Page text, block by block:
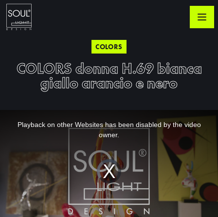
COLORS
COLORS donna H.69 bianca
giallo arancio e nero
Video
Player
is
loading.
Playback on other Websites has been disabled by the video
owner.